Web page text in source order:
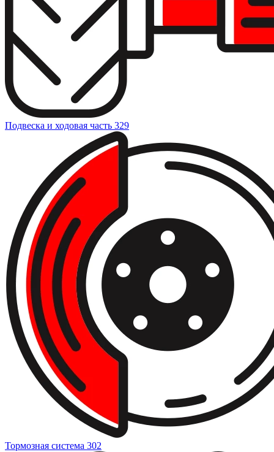
Подвеска и ходовая часть 329
Тормозная система 302